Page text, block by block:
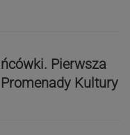
Pierwsza
Kultury